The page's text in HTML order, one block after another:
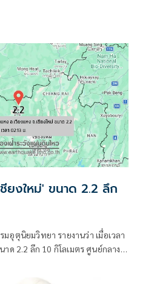
ยงใหม่' ขนาด 2.2 ลึก
อุตุนิยมวิทยา รายงานว่า เมื่อเวลา
ด 2.2 ลึก 10 กิโลเมตร ศูนย์กลาง